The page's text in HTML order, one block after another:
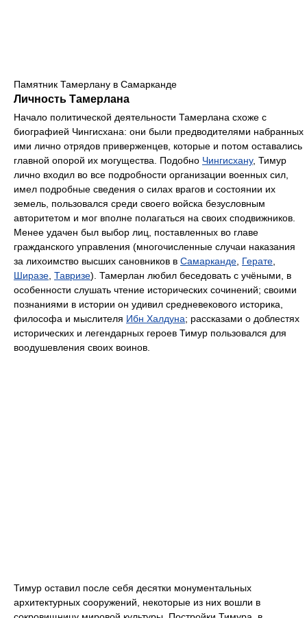
Памятник Тамерлану в Самарканде
Личность Тамерлана
Начало политической деятельности Тамерлана схоже с
биографией Чингисхана: они были предводителями набранных
ими лично отрядов приверженцев, которые и потом оставались
главной опорой их могущества. Подобно Чингисхану, Тимур
лично входил во все подробности организации военных сил,
имел подробные сведения о силах врагов и состоянии их
земель, пользовался среди своего войска безусловным
авторитетом и мог вполне полагаться на своих сподвижников.
Менее удачен был выбор лиц, поставленных во главе
гражданского управления (многочисленные случаи наказания
за лихоимство высших сановников в Самарканде Герате
Ширазе Тавризе). Тамерлан любил беседовать с учёными, в
особенности слушать чтение исторических сочинений; своими
познаниями в истории он удивил средневекового историка,
философа и мыслителя Ибн Халдуна; рассказами о доблестях
исторических и легендарных героев Тимур пользовался для
воодушевления своих воинов.
Тимур оставил после себя десятки монументальных
архитектурных сооружений, некоторые из них вошли в